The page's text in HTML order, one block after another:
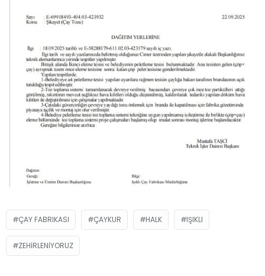
ÇAY FABRIKASI ÇAYKUR HALK IŞIKLI
ZEHIRLENIYORUZ